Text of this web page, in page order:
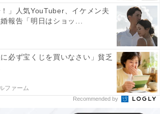
！」人気YouTuber、イケメン夫
報告「明日はショッ...
に必ず宝くじを買いなさい」貧乏
ファーム
Recommended by